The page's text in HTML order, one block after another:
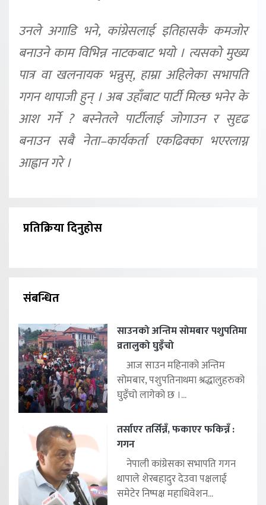
उनले अगाडि भने, कांग्रेसलाई इतिहासकै कमजोर
बनाउने काम विभिन्न नाटकबाट भयो । त्यसको मुख्य
पात्र वा खलनायक भन्नुस्, हाम्रा अहिलेका सभापति
गगन थापाजी हुन् । अब उहाँबाट पार्टी मिल्छ भनेर के
आश गर्ने ? बस्नेतले पार्टीलाई जोगाउन र सुदृढ
बनाउन सबै नेता–कार्यकर्ता एकढिक्का भएरलाग्न
आह्वान गरे ।
प्रतिक्रिया दिनुहोस
संबन्धित
साउनको अन्तिम सोमबार पशुपतिमा
व्रतालुको घुइँचो
आज साउन महिनाको अन्तिम
सोमबार, पशुपतिनाथमा श्रद्धालुहरुको
घुइँचो लागेको छ ।...
तर्साएर तर्सिन्नँ, फकाएर फकिन्नँ :
गगन
नेपाली कांग्रेसका सभापति गगन
थापाले शेरबहादुर देउवा पक्षलाई
समेटेर निष्पक्ष महाधिवेशन...